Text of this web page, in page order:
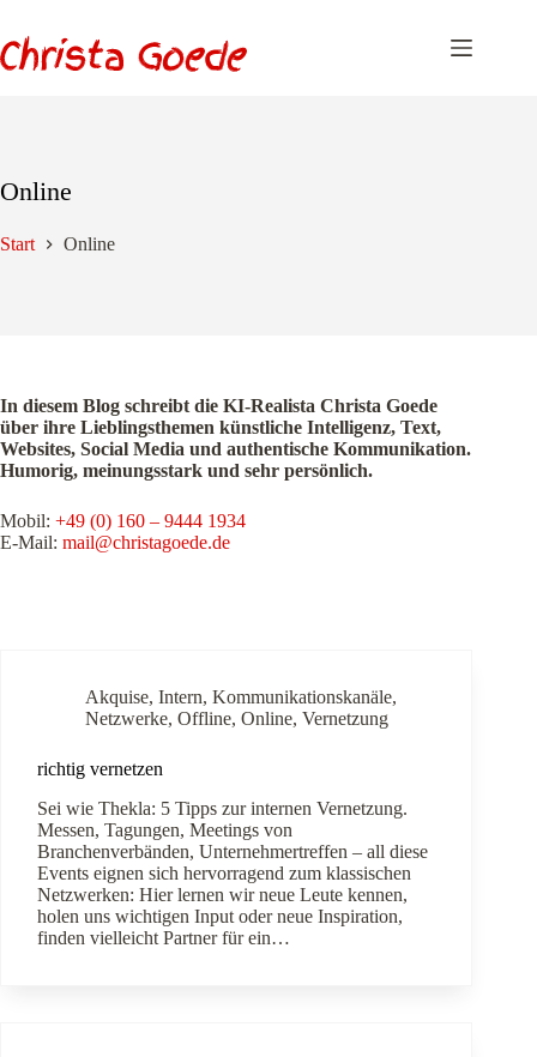
springen
Online
Start Online
In diesem Blog schreibt die KI-Realista Christa Goede
über ihre Lieblingsthemen künstliche Intelligenz, Text,
Websites, Social Media und authentische Kommunikation.
Humorig, meinungsstark und sehr persönlich.
Mobil: +49 (0) 160 – 9444 1934
E-Mail: mail@christagoede.de
Akquise, Intern, Kommunikationskanäle,
Netzwerke, Offline, Online, Vernetzung
richtig vernetzen
Sei wie Thekla: 5 Tipps zur internen Vernetzung.
Messen, Tagungen, Meetings von
Branchenverbänden, Unternehmertreffen – all diese
Events eignen sich hervorragend zum klassischen
Netzwerken: Hier lernen wir neue Leute kennen,
holen uns wichtigen Input oder neue Inspiration,
finden vielleicht Partner für ein…